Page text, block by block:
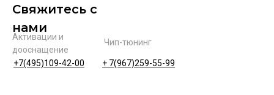
Чип-тюнинг
+ 7(967)259-55-99
Активации и
дооснащение
Свяжитесь с
нами
+7(495)109-42-00